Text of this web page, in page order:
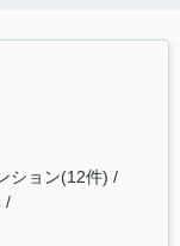
ション(12件)